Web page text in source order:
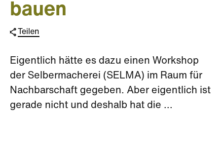
bauen
Teilen
Eigentlich hätte es dazu einen Workshop
der Selbermacherei (SELMA) im Raum für
Nachbarschaft gegeben. Aber eigentlich ist
gerade nicht und deshalb hat die ...